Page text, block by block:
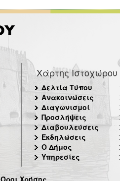
Χάρτης Ιστοχώρου
Δελτία Τύπου
Ανακοινώσεις
Διαγωνισμοί
Προσλήψεις
Διαβουλεύσεις
Εκδηλώσεις
Ο Δήμος
Υπηρεσίες
Όροι Χρήσης